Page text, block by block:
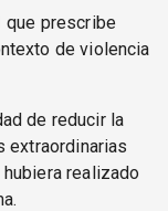
que prescribe
de violencia
de reducir la
extraordinarias
realizado